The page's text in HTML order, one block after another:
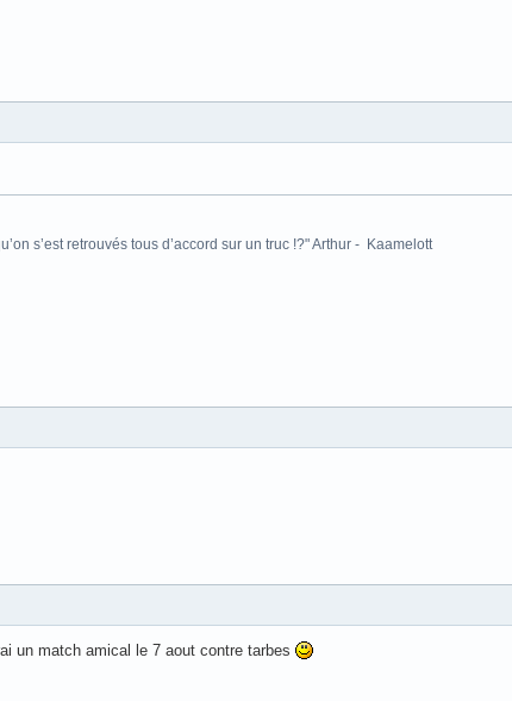
s’est retrouvés tous d’accord sur un truc !?" Arthur - Kaamelott
un match amical le 7 aout contre tarbes